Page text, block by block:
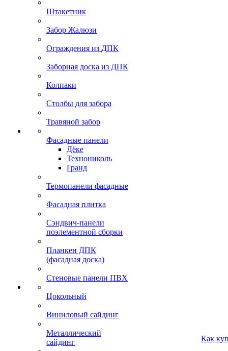
Штакетник
Забор Жалюзи
Ограждения из ДПК
Заборная доска из ДПК
Колпаки
Столбы для забора
Травяной забор
Фасадные панели
Дёке
Технониколь
Гранд
Термопанели фасадные
Фасадная плитка
Сэндвич-панели
поэлементной сборки
Планкен ДПК
(фасадная доска)
Стеновые панели ПВХ
Цокольный
Виниловый сайдинг
Металлический
сайдинг
Как